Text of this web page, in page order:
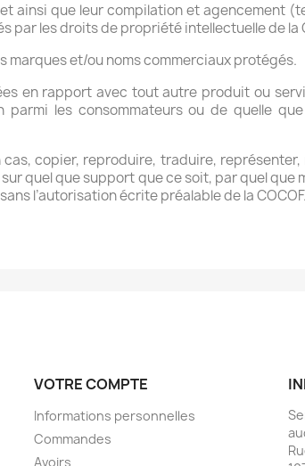
ainsi que leur compilation et agencement
par les droits de propriété intellectuelle de la
marques et/ou noms commerciaux protégés.
en rapport avec tout autre produit ou
les consommateurs ou de quelle
copier, reproduire, traduire,
quel que support que ce soit, par quel que
l’autorisation écrite préalable de la COCOF.
VOTRE COMPTE
Informations personnelles
Commandes
Avoirs